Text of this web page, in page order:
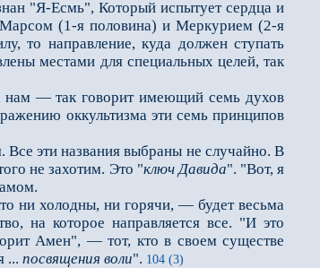
"Я-Есмь", Который испытует сердца и
Марсом (1-я половина) и Меркурием (2-я
то направление, куда должен ступать
местами для специальных целей, так
— так говорит имеющий семь духов
оккультизма эти семь принципов
эти названия выбраны не случайно. В
не захотим. Это "ключ Давида". "Вот, я
ни холодны, ни горячи, — будет весьма
на которое направляется все. "И это
Амен", — тот, кто в своем существе
... посвящения воли". 104 (3)